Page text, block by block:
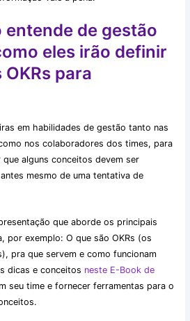
entende de gestão
eles irão definir
para
em habilidades de gestão tanto nas
nos colaboradores dos times, para
alguns conceitos devem ser
mesmo de uma tentativa de
que aborde os principais
por exemplo: O que são OKRs (os
pra que servem e como funcionam
dicas e conceitos neste E-Book de
seu time e fornecer ferramentas para o